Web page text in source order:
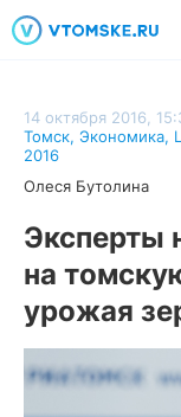
14 октября 2016,
Томск, Экономика,
2016
Олеся Бутолина
Эксперты
на
урожая